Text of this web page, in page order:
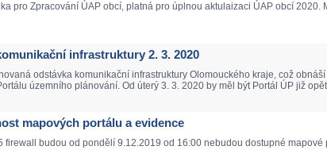
pro Zpracování ÚAP obcí, platná pro úplnou aktulaizaci ÚAP obcí 2020.
infrastruktury 2. 3. 2020
odstávka komunikační infrastruktury Olomouckého kraje, což
územního plánování. Od úterý 3. 3. 2020 by měl být Portál ÚP již
mapových portálu a evidence
firewall budou od pondělí 9.12.2019 od 16:00 nebudou dostupné